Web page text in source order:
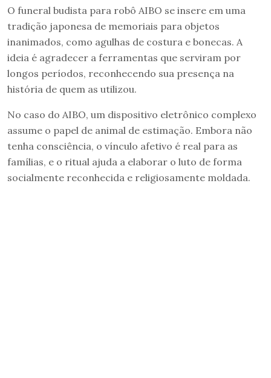
O funeral budista para robô AIBO se insere em uma
tradição japonesa de memoriais para objetos
inanimados, como agulhas de costura e bonecas. A
ideia é agradecer a ferramentas que serviram por
longos períodos, reconhecendo sua presença na
história de quem as utilizou.
No caso do AIBO, um dispositivo eletrônico complexo
assume o papel de animal de estimação. Embora não
tenha consciência, o vínculo afetivo é real para as
famílias, e o ritual ajuda a elaborar o luto de forma
socialmente reconhecida e religiosamente moldada.